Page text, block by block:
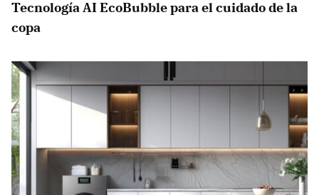
Tecnología AI EcoBubble para el cuidado de la
copa